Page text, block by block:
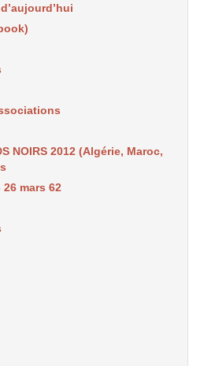
NOIRS 2012 (Algérie, Maroc,
mars 62